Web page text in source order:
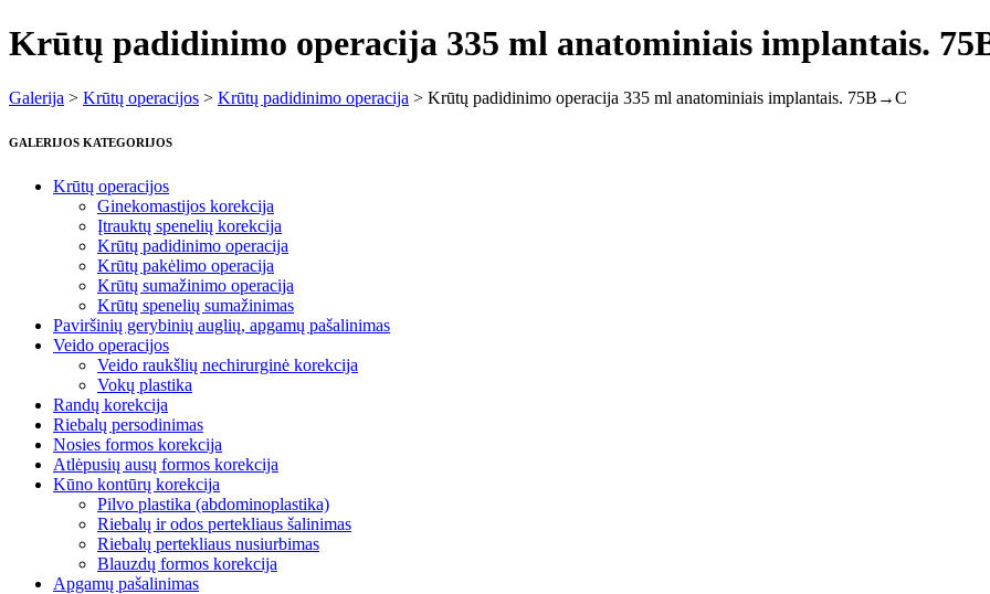
Krūtų padidinimo operacija 335 ml anatominiais implantais.
Galerija > Krūtų operacijos > Krūtų padidinimo operacija > Krūtų padidinimo operacija 335 ml anatominiais implantais. 75B→C
GALERIJOS KATEGORIJOS
Krūtų operacijos
Ginekomastijos korekcija
Įtrauktų spenelių korekcija
Krūtų padidinimo operacija
Krūtų pakėlimo operacija
Krūtų sumažinimo operacija
Krūtų spenelių sumažinimas
Paviršinių gerybinių auglių, apgamų pašalinimas
Veido operacijos
Veido raukšlių nechirurginė korekcija
Vokų plastika
Randų korekcija
Riebalų persodinimas
Nosies formos korekcija
Atlėpusių ausų formos korekcija
Kūno kontūrų korekcija
Pilvo plastika (abdominoplastika)
Riebalų ir odos pertekliaus šalinimas
Riebalų pertekliaus nusiurbimas
Blauzdų formos korekcija
Apgamų pašalinimas